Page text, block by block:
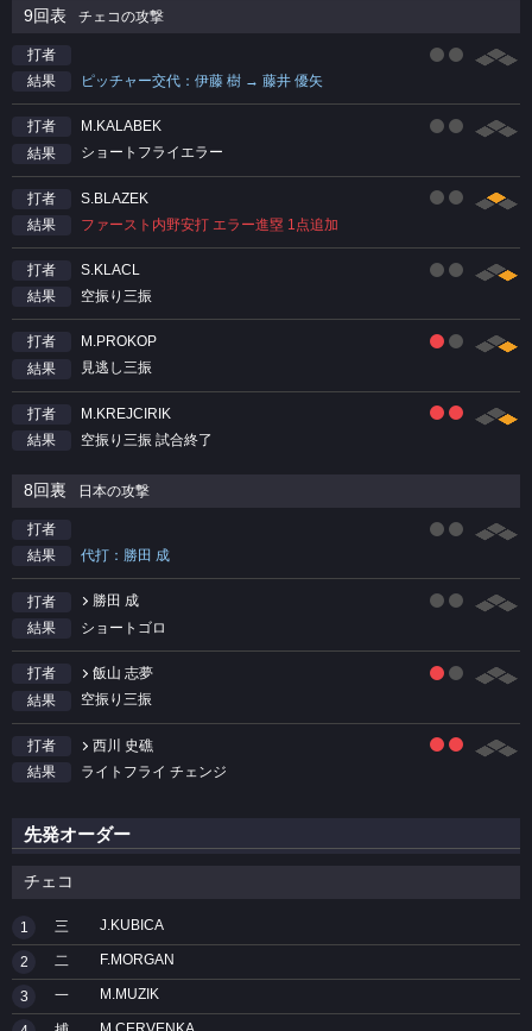
9回表 チェコの攻撃
打者
結果
ピッチャー交代：伊藤 樹 → 藤井 優矢
打者
M.KALABEK
結果
ショートフライエラー
打者
S.BLAZEK
結果
ファースト内野安打 エラー進塁 1点追加
打者
S.KLACL
結果
空振り三振
打者
M.PROKOP
結果
見逃し三振
打者
M.KREJCIRIK
結果
空振り三振 試合終了
8回裏 日本の攻撃
打者
結果
代打：勝田 成
打者
勝田 成
結果
ショートゴロ
打者
飯山 志夢
結果
空振り三振
打者
西川 史礁
結果
ライトフライ チェンジ
先発オーダー
チェコ
1 三 J.KUBICA
2 二 F.MORGAN
3 一 M.MUZIK